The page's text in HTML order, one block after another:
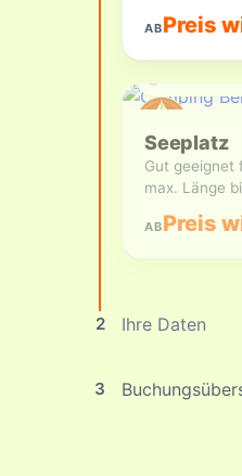
ABPreis
Seeplatz
Gut geeignet
max. Länge
ABPreis
2 Ihre Daten
3